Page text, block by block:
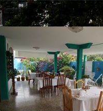
Casa et terrasse
Coin jardin devant les chambres